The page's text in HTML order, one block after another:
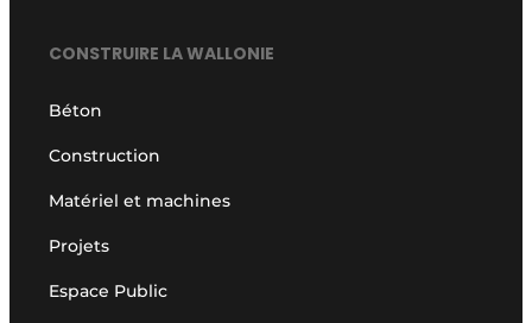
CONSTRUIRE LA WALLONIE
Béton
Construction
Matériel et machines
Projets
Espace Public